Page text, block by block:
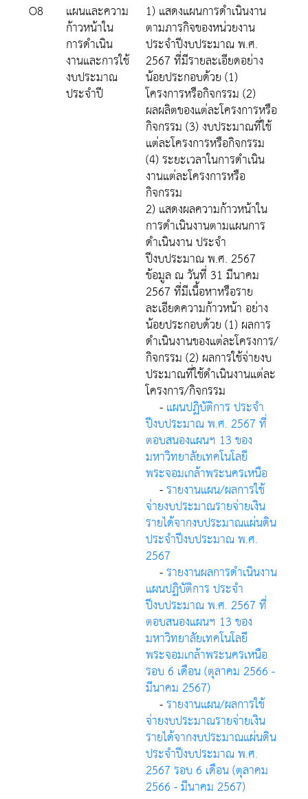
O8
แผนและความ
ก้าวหน้าใน
การดำเนิน
งานและการใช้
งบประมาณ
ประจำปี
1) แสดงแผนการดำเนินงาน
ตามภารกิจของหน่วยงาน
ประจำปีงบประมาณ พ.ศ.
2567 ที่มีรายละเอียดอย่าง
น้อยประกอบด้วย (1)
โครงการหรือกิจกรรม (2)
ผลผลิตของแต่ละโครงการหรือ
กิจกรรม (3) งบประมาณที่ใช้
แต่ละโครงการหรือกิจกรรม
(4) ระยะเวลาในการดำเนิน
งานแต่ละโครงการหรือ
กิจกรรม
2) แสดงผลความก้าวหน้าใน
การดำเนินงานตามแผนการ
ดำเนินงาน ประจำ
ปีงบประมาณ พ.ศ. 2567
ข้อมูล ณ วันที่ 31 มีนาคม
2567 ที่มีเนื้อหาหรือราย
ละเอียดความก้าวหน้า อย่าง
น้อยประกอบด้วย (1) ผลการ
ดำเนินงานของแต่ละโครงการ/
กิจกรรม (2) ผลการใช้จ่ายงบ
ประมาณที่ใช้ดำเนินงานแต่ละ
โครงการ/กิจกรรม
-แผนปฏิบัติการ ประจำ
ปีงบประมาณ พ.ศ. 2567 ที่
ตอบสนองแผนฯ 13 ของ
มหาวิทยาลัยเทคโนโลยี
พระจอมเกล้าพระนครเหนือ
-รายงานแผน/ผลการใช้
จ่ายงบประมาณรายจ่ายเงิน
รายได้จากงบประมาณแผ่นดิน
ประจำปีงบประมาณ พ.ศ.
2567
-รายงานผลการดำเนินงาน
แผนปฏิบัติการ ประจำ
ปีงบประมาณ พ.ศ. 2567 ที่
ตอบสนองแผนฯ 13 ของ
มหาวิทยาลัยเทคโนโลยี
พระจอมเกล้าพระนครเหนือ
รอบ 6 เดือน (ตุลาคม 2566 -
มีนาคม 2567)
-รายงานแผน/ผลการใช้
จ่ายงบประมาณรายจ่ายเงิน
รายได้จากงบประมาณแผ่นดิน
ประจำปีงบประมาณ พ.ศ.
2567 รอบ 6 เดือน (ตุลาคม
2566 - มีนาคม 2567)